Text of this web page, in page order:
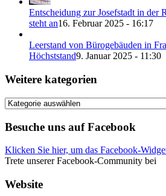
Entscheidung zur Josefstadt in der
steht an16. Februar 2025 - 16:17
Leerstand von Bürogebäuden in
Höchststand9. Januar 2025 - 11:30
Weitere kategorien
Weitere
Besuche uns auf Facebook
Klicken Sie hier, um das Facebook-
Trete unserer Facebook-Community bei
Website